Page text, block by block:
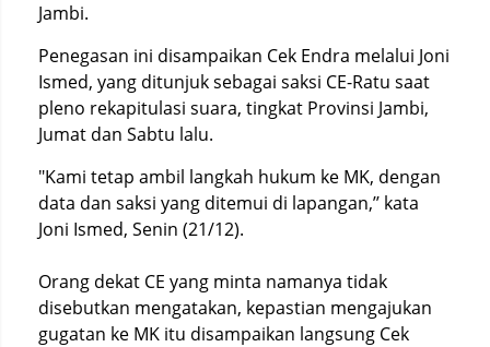
Jambi.
Penegasan ini disampaikan Cek Endra melalui Joni
Ismed, yang ditunjuk sebagai saksi CE-Ratu saat
pleno rekapitulasi suara, tingkat Provinsi Jambi,
Jumat dan Sabtu lalu.
"Kami tetap ambil langkah hukum ke MK, dengan
data dan saksi yang ditemui di lapangan,’’ kata
Joni Ismed, Senin (21/12).
Orang dekat CE yang minta namanya tidak
disebutkan mengatakan, kepastian mengajukan
gugatan ke MK itu disampaikan langsung Cek